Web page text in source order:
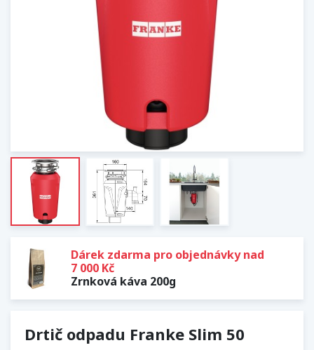
Dárek zdarma pro objednávky nad
7 000 Kč
Zrnková káva 200g
Drtič odpadu Franke Slim 50